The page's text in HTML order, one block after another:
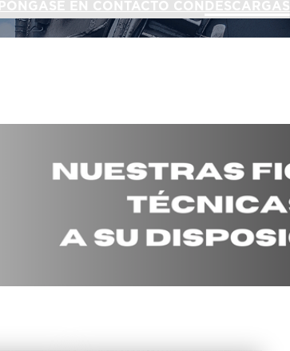
PÓNGASE EN CONTACTO CON DESCARGAS